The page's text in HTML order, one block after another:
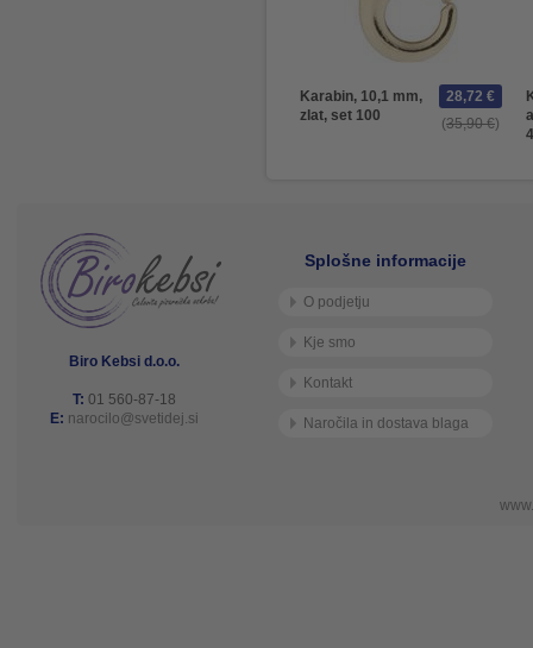
Karabin, 10,1 mm,
zlat, set 100
35,90 €
28,72 €
4
Biro Kebsi d.o.o.
T: 01 560-87-18
E: narocilo@svetidej.si
Splošne informacije
O podjetju
Kje smo
Kontakt
Naročila in dostava blaga